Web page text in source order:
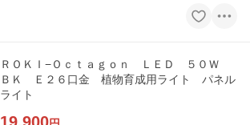
ＲＯＫＩ−Ｏｃｔａｇｏｎ ＬＥＤ ５０Ｗ
ＢＫ Ｅ２６口金 植物育成用ライト パネル
ライト